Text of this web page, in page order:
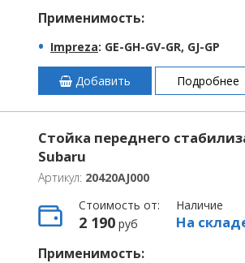
Применимость:
Impreza: GE-GH-GV-GR, GJ-GP
Добавить Подробнее
Стойка переднего
Subaru
Артикул: 20420AJ000
Стоимость от:
2 190руб
Наличие
На
Применимость: